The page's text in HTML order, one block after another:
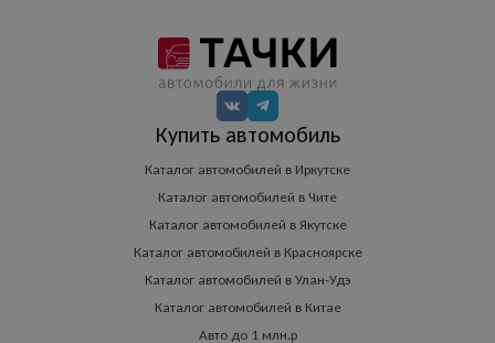
Купить автомобиль
Каталог автомобилей в Иркутске
Каталог автомобилей в Чите
Каталог автомобилей в Якутске
Каталог автомобилей в Красноярске
Каталог автомобилей в Улан-Удэ
Каталог автомобилей в Китае
Авто до 1 млн.р